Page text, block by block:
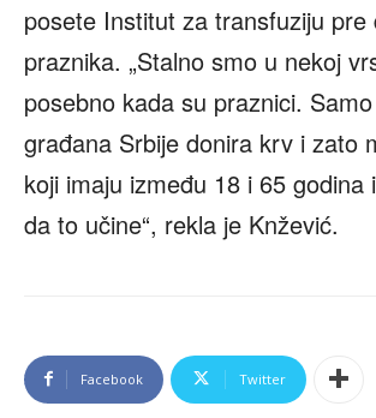
posete Institut za transfuziju pre
praznika. „Stalno smo u nekoj
posebno kada su praznici.
građana Srbije donira krv i zato
koji imaju između 18 i 65 godina
da to učine“, rekla je Knžević.
Facebook Twitter